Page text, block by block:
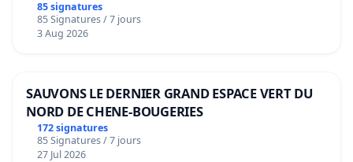
bediening van de wijken Strombeek en Het
Voor
85 signatures
85 Signatures / 7 jours
3 Aug 2026
SAUVONS LE DERNIER GRAND ESPACE VERT DU
NORD DE CHENE-BOUGERIES
172 signatures
85 Signatures / 7 jours
27 Jul 2026